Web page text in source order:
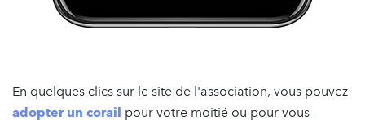
En quelques clics sur le site de l'association, vous pouvez
adopter un corail pour votre moitié ou pour vous-